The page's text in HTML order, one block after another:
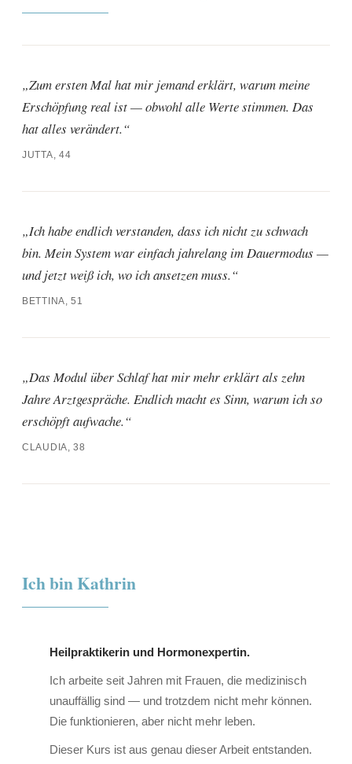
Zum ersten Mal hat mir jemand erklärt, warum meine
Erschöpfung real ist — obwohl alle Werte stimmen. Das
hat alles verändert.
JUTTA, 44
Ich habe endlich verstanden, dass ich nicht zu schwach
bin. Mein System war einfach jahrelang im Dauermodus —
und jetzt weiß ich, wo ich ansetzen muss.
BETTINA, 51
Das Modul über Schlaf hat mir mehr erklärt als zehn
Jahre Arztgespräche. Endlich macht es Sinn, warum ich so
erschöpft aufwache.
CLAUDIA, 38
Ich bin Kathrin
Heilpraktikerin und Hormonexpertin.
Ich arbeite seit Jahren mit Frauen, die medizinisch
unauffällig sind — und trotzdem nicht mehr können.
Die funktionieren, aber nicht mehr leben.
Dieser Kurs ist aus genau dieser Arbeit entstanden.